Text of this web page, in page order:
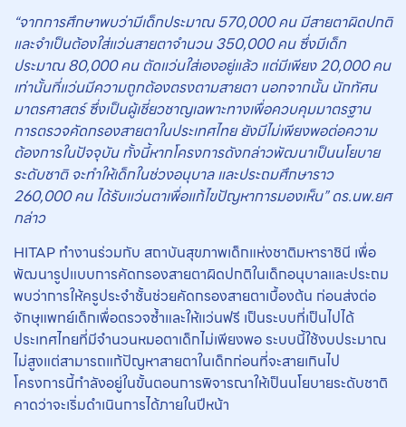
“จากการศึกษาพบว่ามีเด็กประมาณ 570,000 คน มีสายตาผิดปกติ
และจำเป็นต้องใส่แว่นสายตาจำนวน 350,000 คน ซึ่งมีเด็ก
ประมาณ 80,000 คน ตัดแว่นใส่เองอยู่แล้ว แต่มีเพียง 20,000 คน
เท่านั้นที่แว่นมีความถูกต้องตรงตามสายตา นอกจากนั้น นักทัศน
มาตรศาสตร์ ซึ่งเป็นผู้เชี่ยวชาญเฉพาะทางเพื่อควบคุมมาตรฐาน
การตรวจคัดกรองสายตาในประเทศไทย ยังมีไม่เพียงพอต่อความ
ต้องการในปัจจุบัน ทั้งนี้หากโครงการดังกล่าวพัฒนาเป็นนโยบาย
ระดับชาติ จะทำให้เด็กในช่วงอนุบาล และประถมศึกษาราว
260,000 คน ได้รับแว่นตาเพื่อแก้ไขปัญหาการมองเห็น” ดร.นพ.ยศ
กล่าว
HITAP ทำงานร่วมกับ สถาบันสุขภาพเด็กแห่งชาติมหาราชินี เพื่อ
พัฒนารูปแบบการคัดกรองสายตาผิดปกติในเด็กอนุบาลและประถม
พบว่าการให้ครูประจำชั้นช่วยคัดกรองสายตาเบื้องต้น ก่อนส่งต่อ
จักษุแพทย์เด็กเพื่อตรวจซ้ำและให้แว่นฟรี เป็นระบบที่เป็นไปได้
ประเทศไทยที่มีจำนวนหมอตาเด็กไม่เพียงพอ ระบบนี้ใช้งบประมาณ
ไม่สูงแต่สามารถแก้ปัญหาสายตาในเด็กก่อนที่จะสายเกินไป
โครงการนี้กำลังอยู่ในขั้นตอนการพิจารณาให้เป็นนโยบายระดับชาติ
คาดว่าจะเริ่มดำเนินการได้ภายในปีหน้า